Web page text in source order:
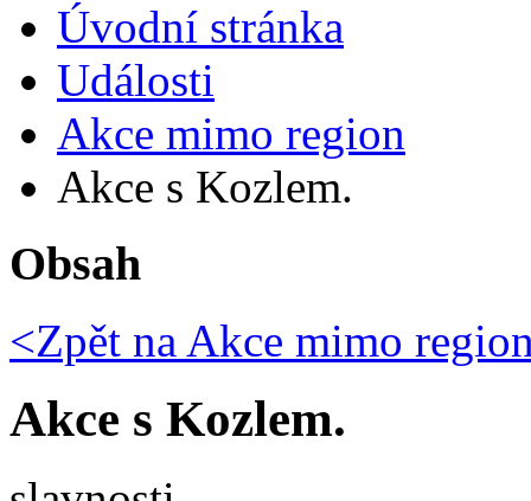
Úvodní stránka
Události
Akce mimo region
Akce s Kozlem.
Obsah
<Zpět na Akce mimo
Akce s Kozlem.